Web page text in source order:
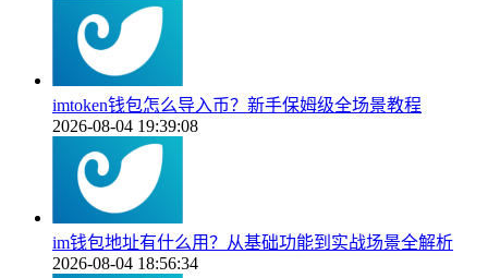
imtoken钱包怎么导入币？新手保姆级全场景教程
2026-08-04 19:39:08
im钱包地址有什么用？从基础功能到实战场景全解析
2026-08-04 18:56:34